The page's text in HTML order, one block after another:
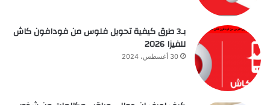
بـ3 طرق كيفية تحويل فلوس من فودافون كاش
للفيزا 2026
30 أغسطس، 2024